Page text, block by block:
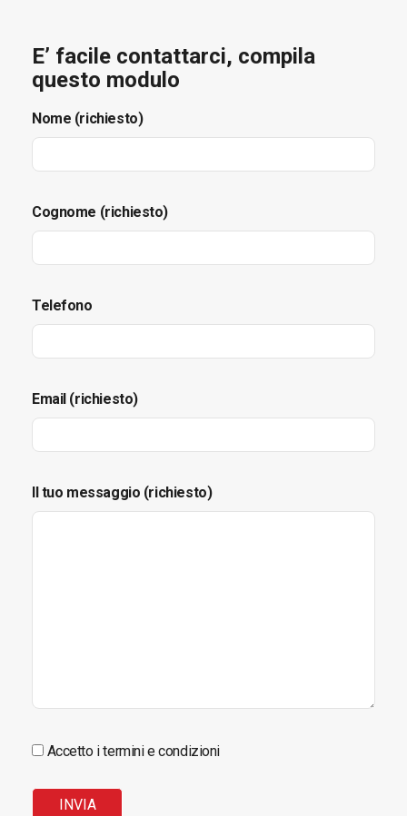
E’ facile contattarci, compila
questo modulo
Nome (richiesto)
Cognome (richiesto)
Telefono
Email (richiesto)
Il tuo messaggio (richiesto)
Accetto i termini e condizioni